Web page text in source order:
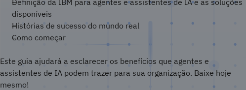
Definição da IBM para agentes e assistentes de IA e as soluções
disponíveis
Histórias de sucesso do mundo real
Como começar
Este guia ajudará a esclarecer os benefícios que agentes e
assistentes de IA podem trazer para sua organização. Baixe hoje
mesmo!